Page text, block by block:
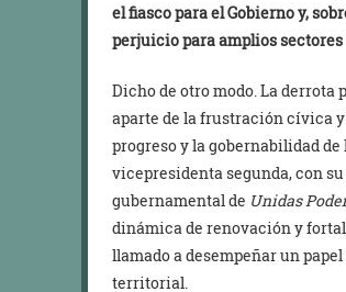
el fiasco para el Gobierno y,
perjuicio para amplios
Dicho de otro modo. La
aparte de la frustración cívica
progreso y la gobernabilidad
vicepresidenta segunda, con
gubernamental de Unidas
dinámica de renovación y
llamado a desempeñar un
territorial.